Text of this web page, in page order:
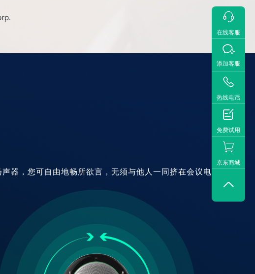
器，您可自由地畅所欲言，无须与他人一同挤在会议电话

在线客服

添加客服

热线电话

免费试用
京东商城
